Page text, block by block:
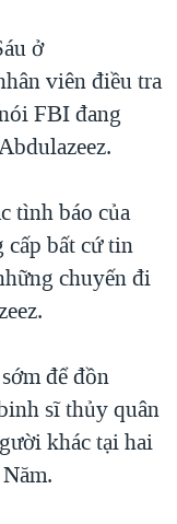
ở
viên điều tra
FBI đang
tình báo của
bất cứ tin
chuyến đi
để đồn
sĩ thủy quân
khác tại hai